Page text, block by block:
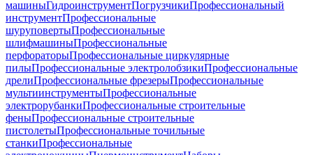
машиныГидроинструментПогрузчикиПрофессиональный
инструментПрофессиональные
шуруповертыПрофессиональные
шлифмашиныПрофессиональные
перфораторыПрофессиональные циркулярные
пилыПрофессиональные электролобзикиПрофессиональные
дрелиПрофессиональные фрезерыПрофессиональные
мультиинструментыПрофессиональные
электрорубанкиПрофессиональные строительные
феныПрофессиональные строительные
пистолетыПрофессиональные точильные
станкиПрофессиональные